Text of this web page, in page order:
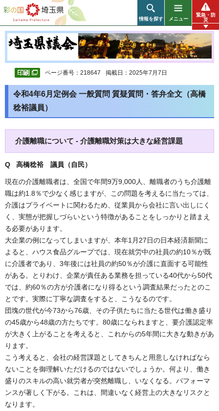
彩の国 埼玉県
情報を探す メニュー
緊急・防
災
ページ番号：218647 掲載日：2025年7月7日
令和4年6月定例会 一般質問 質疑質問・答弁全文（高橋
稔裕議員）
介護離職について - 介護離職対策は大きな経営課題
Q 高橋稔裕 議員（自民）
現在の介護離職者は、全国で年間9万9,000人、離職者のうち介護離
職は約1.8％で少なく感じますが、この問題を考えるに当たっては、
介護はプライベートに関わるため、従業員から会社に言い出しにく
く、実態が把握しづらいという特徴があることをしっかりと踏まえ
る必要があります。
大企業の例になってしまいますが、本年1月27日の日本経済新聞に
よると、ハウス食品グループでは、現在就労中の社員の約10％が既
に介護者であり、3年後には社員の約50％が介護に直面する可能性
がある。とりわけ、企業が責任ある業務を担っている40代から50代
では、約60％の方が介護者になり得るという調査結果だったとのこ
とです。実際に丁寧な調査をすると、こうなるのです。
団塊の世代が今73から76歳、その子供たちに当たる世代は働き盛り
の45歳から48歳の方たちです。80歳になられますと、要介護認定率
が大きく上がることを考えると、これからの5年間に大きな動きがあ
ります。
こう考えると、会社の経営課題としてきちんと用意しなければなら
ないことを御理解いただけるのではないでしょうか。何より、働き
盛りのスキルの高い就労者が突然離職し、いなくなる。パフォーマ
ンスが著しく下がる。これは、間違いなく経営上の大きなリスクと
なります。